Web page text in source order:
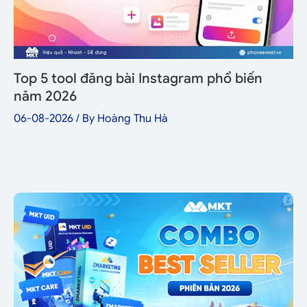
Top 5 tool đăng bài Instagram phổ biến
năm 2026
06-08-2026 / By Hoàng Thu Hà